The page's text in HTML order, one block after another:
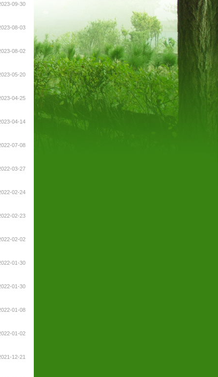
09-30
08-03
08-02
05-20
04-25
04-14
07-08
03-27
02-24
02-23
02-02
01-30
01-30
01-08
01-02
12-21